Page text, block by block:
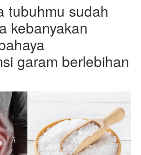
tubuhmu sudah
kebanyakan
garam berlebihan